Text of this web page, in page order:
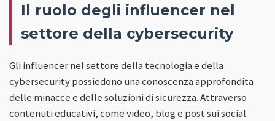
Il ruolo degli influencer nel
settore della cybersecurity
Gli influencer nel settore della tecnologia e della
cybersecurity possiedono una conoscenza approfondita
delle minacce e delle soluzioni di sicurezza. Attraverso
contenuti educativi, come video, blog e post sui social